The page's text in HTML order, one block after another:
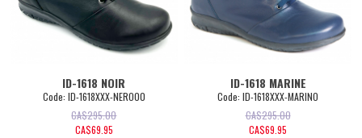
ID-1618 NOIR
Code: ID-1618XXX-NERO00
CA$295.00
CA$69.95
ID-1618 MARINE
Code: ID-1618XXX-MARINO
CA$295.00
CA$69.95